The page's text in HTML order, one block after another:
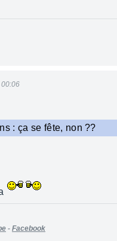
: ça se fête, non ??
- Facebook